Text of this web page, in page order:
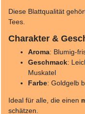
Diese Blattqualität
Tees.
Charakter &
Aroma: Blumig-
Geschmack:
Muskatel
Farbe: Goldgelb
Ideal für alle, die einen
schätzen.